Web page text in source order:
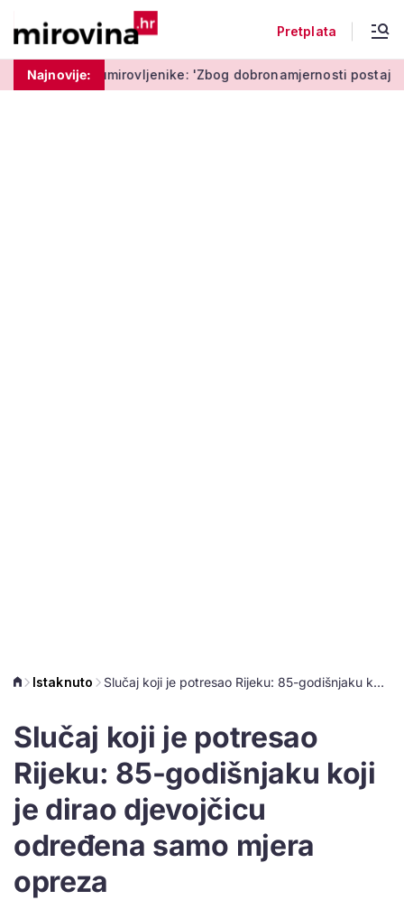
Pretplata
Najnovije:'Zbog dobronamjernosti postaju meta prijevare'
Istaknuto Slučaj koji je potresao Rijeku: 85-godišnjaku koji je dirao djevojčicu određena samo mjera opreza
Slučaj koji je potresao
Rijeku: 85-godišnjaku koji
je dirao djevojčicu
određena samo mjera
opreza